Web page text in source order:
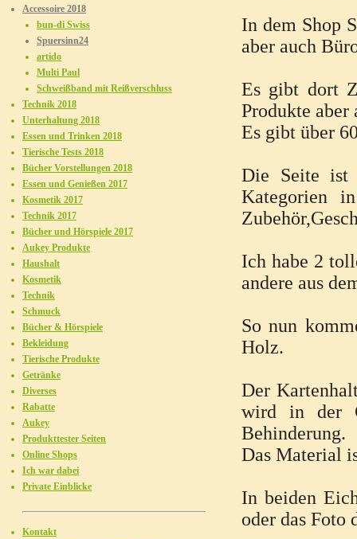
In dem Shop
aber auch
Es gibt dort
Produkte aber
Es gibt über
Die Seite ist
Kategorien
Ich habe 2
andere aus
So nun
Holz.
Der
wird in der
Behinderung.
Das Material
In beiden
oder das Foto
Accessoire 2018
bun-di Swiss
Spuersinn24
artido
Multi Paul
Schweißband mit Reißverschluss
Technik 2018
Unterhaltung 2018
Essen und Trinken 2018
Tierische Tests 2018
Bücher Vorstellungen 2018
Essen und Genießen 2017
Kosmetik 2017
Technik 2017
Bücher und Hörspiele 2017
Aukey Produkte
Haushalt
Kosmetik
Technik
Schmuck
Bücher & Hörspiele
Bekleidung
Tierische Produkte
Getränke
Diverses
Rabatte
Aukey
Produkttester Seiten
Online Shops
Ich war dabei
Private Einblicke
Kontakt